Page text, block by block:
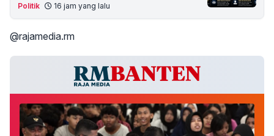
Politik 16 jam yang lalu
@rajamedia.rm